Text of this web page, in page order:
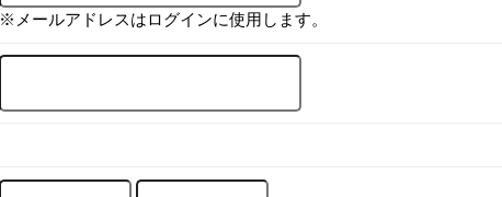
※メールアドレスはログインに使用します。